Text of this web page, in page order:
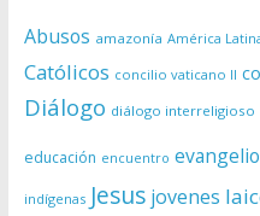
Abusos amazonía América
Católicos concilio vaticano II
Diálogo diálogo interreligioso
educación encuentro evangelio
indígenas Jesus jovenes